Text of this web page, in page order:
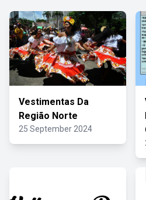
Vestimentas Da
Região Norte
25 September 2024